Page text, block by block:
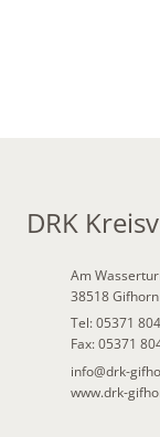
DRK
Am
38518 Gifhorn
Tel: 05371
Fax: 05371
info@drk-
www.drk-